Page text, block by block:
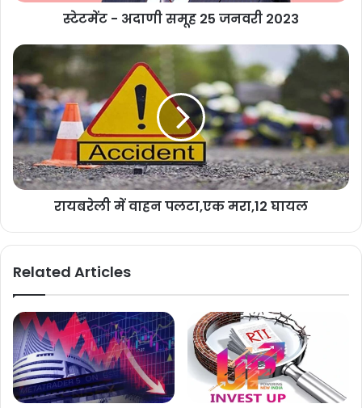
स्टेटमेंट - अदाणी समूह 25 जनवरी 2023
रायबरेली में वाहन पलटा,एक मरा,12 घायल
Related Articles